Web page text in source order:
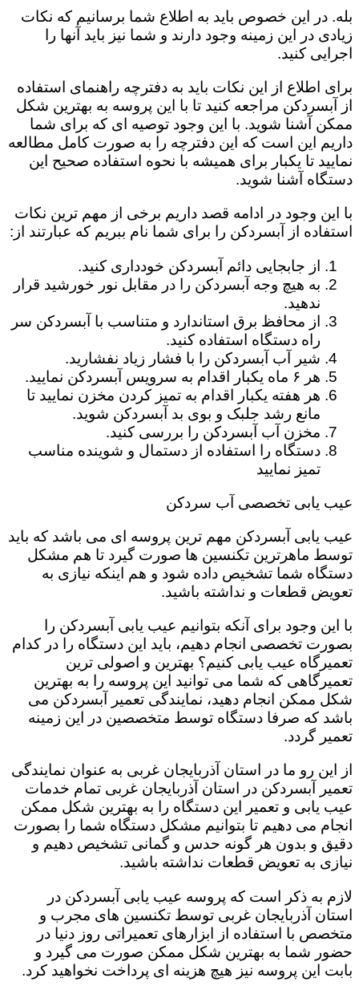
بله. در این خصوص باید به اطلاع شما برسانیم که نکات
زیادی در این زمینه وجود دارند و شما نیز باید آنها را
اجرایی کنید.
برای اطلاع از این نکات باید به دفترچه راهنمای استفاده
از آبسردکن مراجعه کنید تا با این پروسه به بهترین شکل
ممکن آشنا شوید. با این وجود توصیه ای که برای شما
داریم این است که این دفترچه را به صورت کامل مطالعه
نمایید تا یکبار برای همیشه با نحوه استفاده صحیح این
دستگاه آشنا شوید.
با این وجود در ادامه قصد داریم برخی از مهم ترین نکات
استفاده از آبسردکن را برای شما نام ببریم که عبارتند از:
از جابجایی دائم آبسردکن خودداری کنید.
به هیچ وجه آبسردکن را در مقابل نور خورشید قرار
ندهید.
از محافظ برق استاندارد و متناسب با آبسردکن سر
راه دستگاه استفاده کنید.
شیر آب آبسردکن را با فشار زیاد نفشارید.
هر ۶ ماه یکبار اقدام به سرویس آبسردکن نمایید.
هر هفته یکبار اقدام به تمیز کردن مخزن نمایید تا
مانع رشد جلبک و بوی بد آبسردکن شوید.
مخزن آب آبسردکن را بررسی کنید.
دستگاه را استفاده از دستمال و شوینده مناسب
تمیز نمایید
عیب یابی تخصصی آب سردکن
عیب یابی آبسردکن مهم ترین پروسه ای می باشد که باید
توسط ماهرترین تکنسین ها صورت گیرد تا هم مشکل
دستگاه شما تشخیص داده شود و هم اینکه نیازی به
تعویض قطعات و نداشته باشید.
با این وجود برای آنکه بتوانیم عیب یابی آبسردکن را
بصورت تخصصی انجام دهیم، باید این دستگاه را در کدام
تعمیرگاه عیب یابی کنیم؟ بهترین و اصولی ترین
تعمیرگاهی که شما می توانید این پروسه را به بهترین
شکل ممکن انجام دهید، نمایندگی تعمیر آبسردکن می
باشد که صرفا دستگاه توسط متخصصین در این زمینه
تعمیر گردد.
از این رو ما در استان آذربایجان غربی به عنوان نمایندگی
تعمیر آبسردکن در استان آذربایجان غربی تمام خدمات
عیب یابی و تعمیر این دستگاه را به بهترین شکل ممکن
انجام می دهیم تا بتوانیم مشکل دستگاه شما را بصورت
دقیق و بدون هر گونه حدس و گمانی تشخیص دهیم و
نیازی به تعویض قطعات نداشته باشید.
لازم به ذکر است که پروسه عیب یابی آبسردکن در
استان آذربایجان غربی توسط تکنسین های مجرب و
متخصص با استفاده از ابزارهای تعمیراتی روز دنیا در
حضور شما به بهترین شکل ممکن صورت می گیرد و
بابت این پروسه نیز هیچ هزینه ای پرداخت نخواهید کرد.